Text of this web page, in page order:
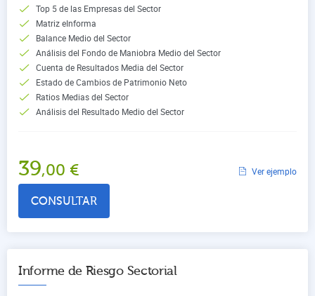
Top 5 de las Empresas del Sector
Matriz eInforma
Balance Medio del Sector
Análisis del Fondo de Maniobra Medio del Sector
Cuenta de Resultados Media del Sector
Estado de Cambios de Patrimonio Neto
Ratios Medias del Sector
Análisis del Resultado Medio del Sector
39,00 € Ver ejemplo
CONSULTAR
Informe de Riesgo Sectorial